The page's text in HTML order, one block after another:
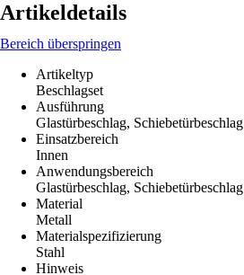
Artikeldetails
Bereich überspringen
Artikeltyp
Beschlagset
Ausführung
Glastürbeschlag, Schiebetürbeschlag
Einsatzbereich
Innen
Anwendungsbereich
Glastürbeschlag, Schiebetürbeschlag
Material
Metall
Materialspezifizierung
Stahl
Hinweis